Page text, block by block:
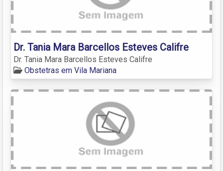
Dr. Tania Mara Barcellos Esteves Califre
Dr. Tania Mara Barcellos Esteves Califre
Obstetras em Vila Mariana